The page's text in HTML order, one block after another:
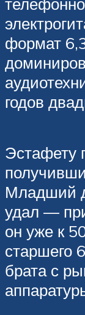
формат
годов
Эстафету
Младший
удал —
он уже к
старшего
брата с